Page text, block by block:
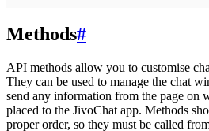
Methods#
API methods allow you to customise
They can be used to manage the chat
send any information from the page on
placed to the JivoChat app. Methods
proper order, so they must be called